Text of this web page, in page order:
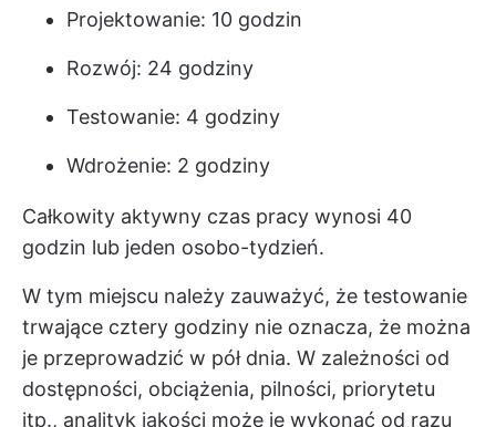
Projektowanie: 10 godzin
Rozwój: 24 godziny
Testowanie: 4 godziny
Wdrożenie: 2 godziny
Całkowity aktywny czas pracy wynosi 40
godzin lub jeden osobo-tydzień.
W tym miejscu należy zauważyć, że testowanie
trwające cztery godziny nie oznacza, że można
je przeprowadzić w pół dnia. W zależności od
dostępności, obciążenia, pilności, priorytetu
itp., analityk jakości może je wykonać od razu